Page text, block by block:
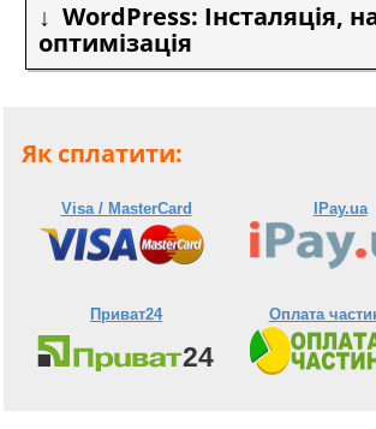
WordPress: Інсталяція,
оптимізація
Як сплатити:
Visa / MasterCard IPay.ua
Приват24 Оплата